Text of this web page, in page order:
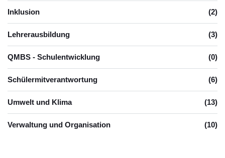
Inklusion (2)
Lehrerausbildung (3)
QMBS - Schulentwicklung (0)
Schülermitverantwortung (6)
Umwelt und Klima (13)
Verwaltung und Organisation (10)